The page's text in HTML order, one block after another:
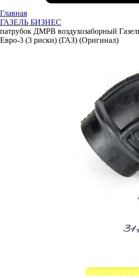
Главная
ГАЗЕЛЬ БИЗНЕС
патрубок ДМРВ воздухозаборный
Евро-3 (3 риски) (ГАЗ) (Оригинал)